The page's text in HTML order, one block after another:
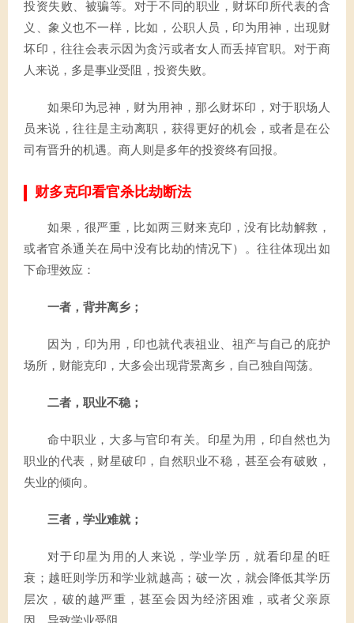
投资失败、被骗等。对于不同的职业，财坏印所代表的含
义、象义也不一样，比如，公职人员，印为用神，出现财
坏印，往往会表示因为贪污或者女人而丢掉官职。对于商
人来说，多是事业受阻，投资失败。
如果印为忌神，财为用神，那么财坏印，对于职场人
员来说，往往是主动离职，获得更好的机会，或者是在公
司有晋升的机遇。商人则是多年的投资终有回报。
财多克印看官杀比劫断法
如果，很严重，比如两三财来克印，没有比劫解救，
或者官杀通关在局中没有比劫的情况下）。往往体现出如
下命理效应：
一者，背井离乡；
因为，印为用，印也就代表祖业、祖产与自己的庇护
场所，财能克印，大多会出现背景离乡，自己独自闯荡。
二者，职业不稳；
命中职业，大多与官印有关。印星为用，印自然也为
职业的代表，财星破印，自然职业不稳，甚至会有破败，
失业的倾向。
三者，学业难就；
对于印星为用的人来说，学业学历，就看印星的旺
衰；越旺则学历和学业就越高；破一次，就会降低其学历
层次，破的越严重，甚至会因为经济困难，或者父亲原